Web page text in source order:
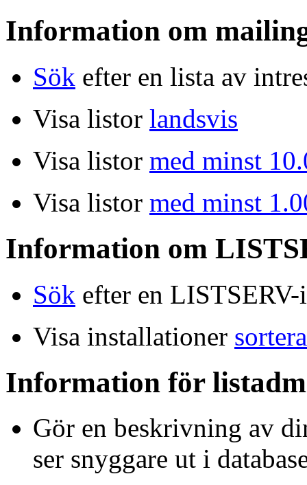
Information om
Sök efter en lista av
Visa listor landsvis
Visa listor med minst
Visa listor med minst
Information om
Sök efter en
Visa installationer
Information för
Gör en beskrivning av
ser snyggare ut i